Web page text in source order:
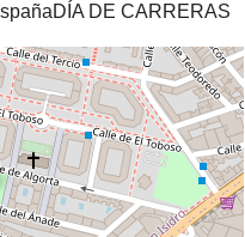
DE CARRERAS